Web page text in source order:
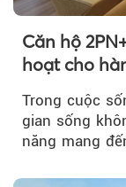
Căn hộ
hoạt cho
Trong cuộc
gian sống
năng mang